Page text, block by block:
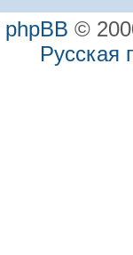
phpBB ©
Русская